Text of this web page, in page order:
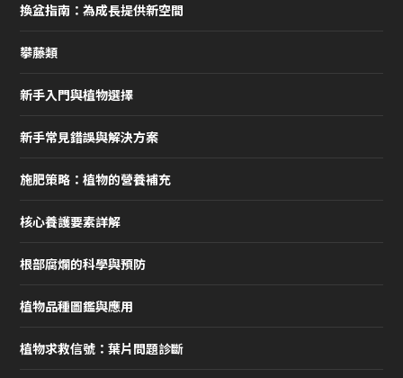
換盆指南：為成長提供新空間
攀藤類
新手入門與植物選擇
新手常見錯誤與解決方案
施肥策略：植物的營養補充
核心養護要素詳解
根部腐爛的科學與預防
植物品種圖鑑與應用
植物求救信號：葉片問題診斷